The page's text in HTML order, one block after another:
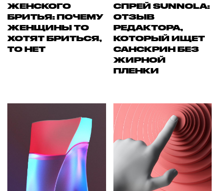
ЖЕНСКОГО
БРИТЬЯ: ПОЧЕМУ
ЖЕНЩИНЫ ТО
ХОТЯТ БРИТЬСЯ,
ТО НЕТ
СПРЕЙ SUNNOLA:
ОТЗЫВ
РЕДАКТОРА,
КОТОРЫЙ ИЩЕТ
САНСКРИН БЕЗ
ЖИРНОЙ
ПЛЕНКИ